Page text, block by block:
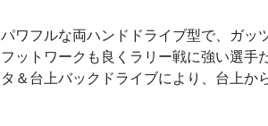
パワフルな両ハンドドライブ型で、ガッ
フットワークも良くラリー戦に強い選手
タ＆台上バックドライブにより、台上か